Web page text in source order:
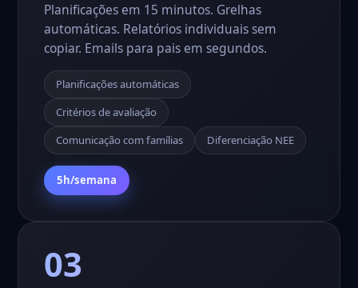
Planificações em 15 minutos. Grelhas
automáticas. Relatórios individuais sem
copiar. Emails para pais em segundos.
Planificações automáticas
Critérios de avaliação
Comunicação com famílias
Diferenciação NEE
5h/semana
03